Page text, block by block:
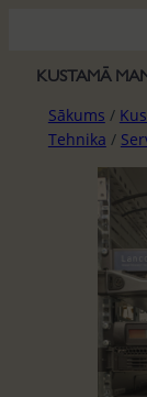
saturuKUSTAMĀ
Sākums /
Tehnika /